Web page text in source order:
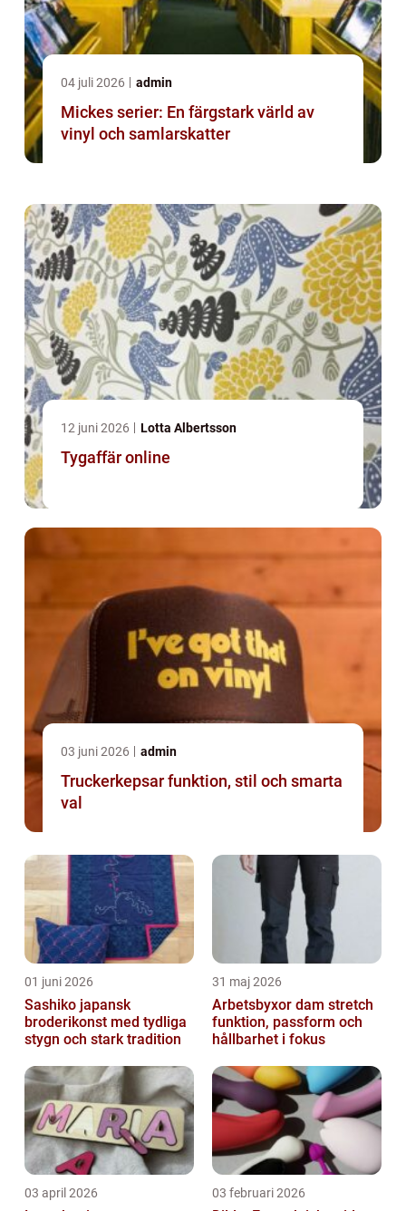
04 juli 2026 admin
Mickes serier: En färgstark värld av
vinyl och samlarskatter
12 juni 2026 Lotta Albertsson
Tygaffär online
03 juni 2026 admin
Truckerkepsar funktion, stil och smarta
val
01 juni 2026
Sashiko japansk
broderikonst med tydliga
stygn och stark tradition
31 maj 2026
Arbetsbyxor dam stretch
funktion, passform och
hållbarhet i fokus
03 april 2026 03 februari 2026